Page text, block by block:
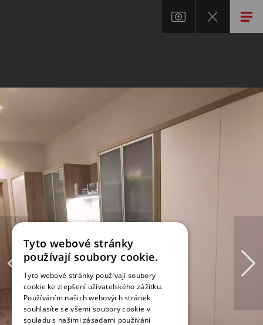
Tyto webové stránky
používají soubory cookie.
Tyto webové stránky používají soubory
cookie ke zlepšení uživatelského zážitku.
Používáním našich webových stránek
souhlasíte se všemi soubory cookie v
souladu s našimi zásadami používání